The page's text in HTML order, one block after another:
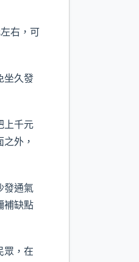
右，可
坐久發
上千元
外，
發通氣
補缺點
眾，在